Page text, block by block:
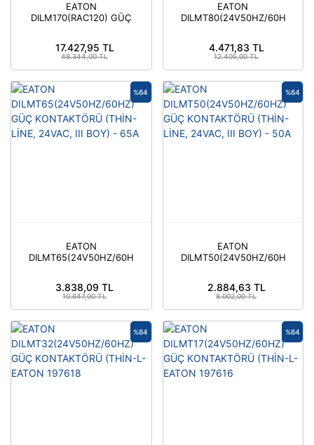
EATON
DILM170(RAC120) GÜÇ
17.427,95 TL
48.344,00 TL
EATON
DILMT80(24V50HZ/60HZ)
BOY) - 80A
4.471,83 TL
12.405,00 TL
EATON
DILMT65(24V50HZ/60HZ)
BOY) - 65A
%64
3.838,09 TL
10.647,00 TL
EATON
DILMT50(24V50HZ/60HZ)
BOY) - 50A
%64
2.884,63 TL
8.002,00 TL
%64 %64